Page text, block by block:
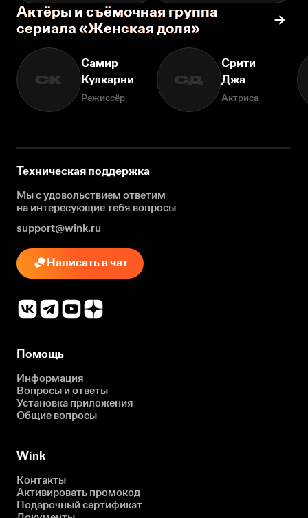
Актёры и съёмочная группа
сериала «Женская доля»
СК
Самир
Кулкарни
Режиссёр
СД
Срити
Джа
Актриса
Техническая поддержка
Мы с удовольствием ответим
на интересующиетебя вопросы
support@wink.ru
Написать в чат
Помощь
Информация
Вопросы и ответы
Установка приложения
Общие вопросы
Wink
Контакты
Активировать промокод
Подарочный сертификат